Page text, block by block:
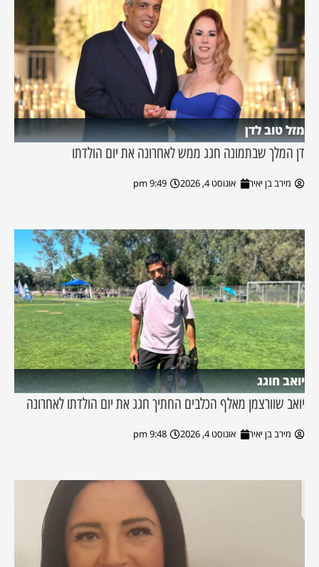
מזל טוב לדן
דן המלך שבתמונה חגג ממש לאחרונה את יום הולדתו
מירב בן יאיר אוגוסט 4, 2026 9:49 pm
יואב חוגג
יואב שוורצמן מאלף הכלבים החתיך חגג את יום הולדתו לאחרונה
מירב בן יאיר אוגוסט 4, 2026 9:48 pm